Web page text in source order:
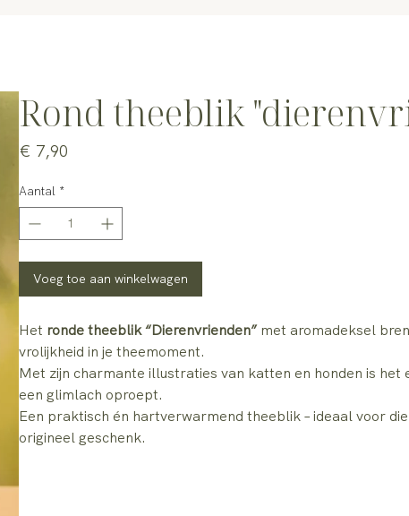
Rond theeblik
€ 7,90
Aantal *
Voeg toe aan winkelwagen
Het ronde theeblik “Dierenvrienden”met aromadeksel
vrolijkheid in je theemoment.
Met zijn charmante illustraties van katten en honden is het
een glimlach oproept.
Een praktisch én hartverwarmend theeblik – ideaal voor
origineel geschenk.